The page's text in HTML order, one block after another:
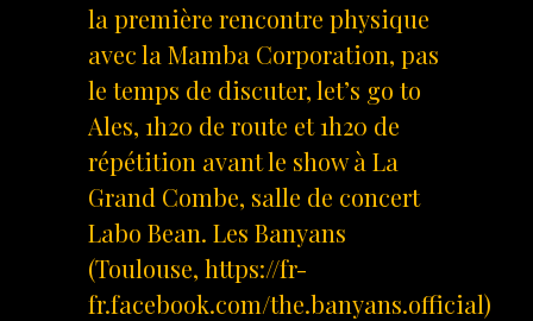
la première rencontre physique
avec la Mamba Corporation, pas
le temps de discuter, let’s go to
Ales, 1h20 de route et 1h20 de
répétition avant le show à La
Grand Combe, salle de concert
Labo Bean. Les Banyans
(Toulouse, https://fr-
fr.facebook.com/the.banyans.official)